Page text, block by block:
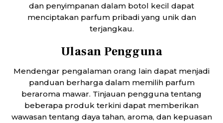
dan penyimpanan dalam botol kecil dapat
menciptakan parfum pribadi yang unik dan
terjangkau.
Ulasan Pengguna
Mendengar pengalaman orang lain dapat menjadi
panduan berharga dalam memilih parfum
beraroma mawar. Tinjauan pengguna tentang
beberapa produk terkini dapat memberikan
wawasan tentang daya tahan, aroma, dan kepuasan